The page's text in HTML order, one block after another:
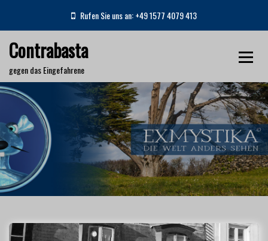
i
c
t
e
n
t
Rufen Sie uns an: +49 1577 4079 413
Contrabasta
gegen das Eingefahrene
Schlagwort:Kurzgeschichten
Home Kurzgeschichten